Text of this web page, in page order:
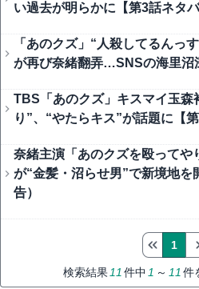
い過去が明らかに【第3話ネタバ
「あのクズ」“人殺してるんっ
が再び奈緒翻弄…SNSの海里沼
TBS「あのクズ」キスマイ玉森
り”、“やたらキス”が話題に【
奈緒主演「あのクズを殴ってや
が“金髪・沼らせ男”で新境地を
告）
検索結果 11 件中 1 ～ 11 件
1